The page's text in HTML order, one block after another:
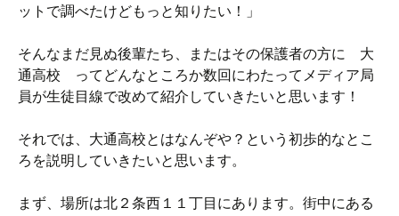
ットで調べたけどもっと知りたい！」
そんなまだ見ぬ後輩たち、またはその保護者の方に 大
通高校 ってどんなところか数回にわたってメディア局
員が生徒目線で改めて紹介していきたいと思います！
それでは、大通高校とはなんぞや？という初歩的なとこ
ろを説明していきたいと思います。
まず、場所は北２条西１１丁目にあります。街中にある